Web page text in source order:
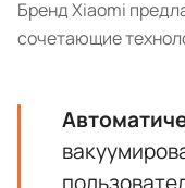
Бренд Xiaomi
сочетающие